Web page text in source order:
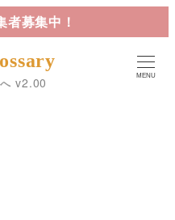
者募集中！
MENU